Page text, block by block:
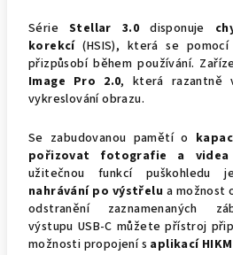
SérieStellar 3.0 disponuje
korekcí(HSIS), která se pomocí
přizpůsobí během používání.
Image Pro 2.0, která razantně
vykreslování obrazu.
Se zabudovanou pamětí o
pořizovat
fotografie a
užitečnou funkcí puškohledu
nahrávání po výstřelu a možnost
odstranění zaznamenaných
výstupu USB-C můžete přístroj
možnosti propojení s aplikací